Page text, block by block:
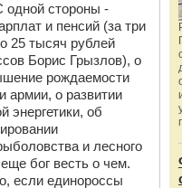
одной стороны -
и пенсий (за три
25 тысяч рублей
Борис Грызлов), о
рождаемости
армии, о развитии
энергетики, об
и лесного
бог весть о чем.
если единороссы